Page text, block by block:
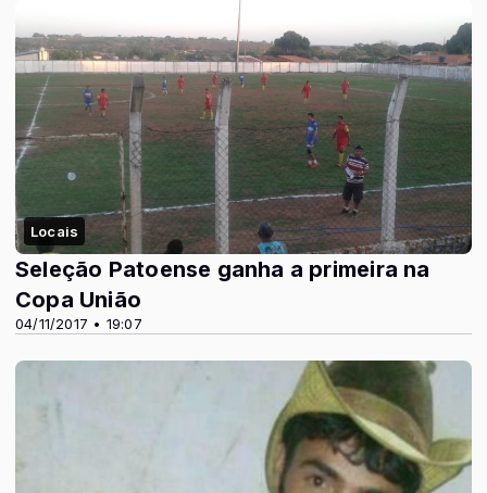
Locais
04/11/2017 • 19:07
Seleção Patoense ganha a primeira na
Copa União